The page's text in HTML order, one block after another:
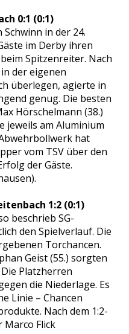
0:1 (0:1)
in der 24.
im Derby ihren
Spitzenreiter. Nach
der eigenen
überlegen, agierte in
genug. Die besten
Hörschelmann (38.)
jeweils am Aluminium
hat
vom TSV über den
der Gäste.
1:2 (0:1)
beschrieb SG-
den Spielverlauf. Die
Torchancen.
Geist (55.) sorgten
Platzherren
die Niederlage. Es
Linie – Chancen
Nach dem 1:2-
Marco Flick